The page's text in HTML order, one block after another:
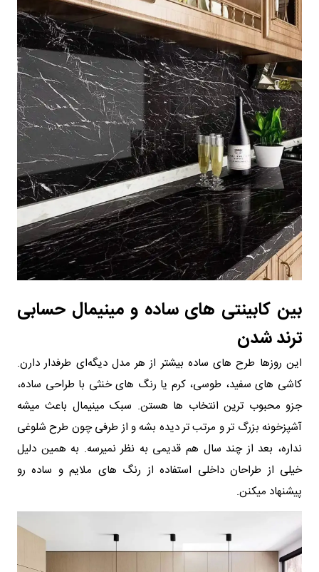
بین کابینتی های ساده و مینیمال حسابی
ترند شدن
این روزها طرح های ساده بیشتر از هر مدل دیگه‌ای طرفدار دارن.
کاشی های سفید، طوسی، کرم یا رنگ های خنثی با طراحی ساده،
جزو محبوب ترین انتخاب ها هستن. سبک مینیمال باعث میشه
آشپزخونه بزرگ تر و مرتب تر دیده بشه و از طرفی چون طرح شلوغی
نداره، بعد از چند سال هم قدیمی به نظر نمیرسه. به همین دلیل
خیلی از طراحان داخلی استفاده از رنگ های ملایم و ساده رو
پیشنهاد میکنن.